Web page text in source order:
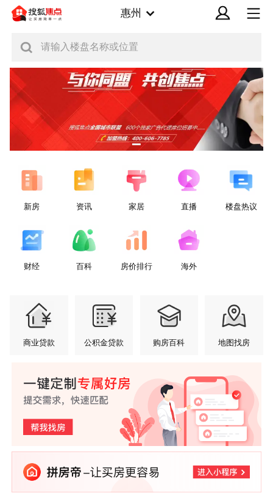
惠州
请输入楼盘名称或位置
新房 资讯 家居 直播 楼盘热议
财经 百科 房价排行 海外
商业贷款 公积金贷款 购房百科 地图找房